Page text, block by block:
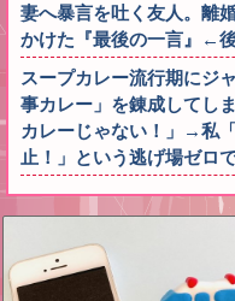
妻へ暴言を吐く友人。離
かけた『最後の一言』←
スープカレー流行期にジ
事カレー」を錬成してし
カレーじゃない！」→私
止！」という逃げ場ゼロ